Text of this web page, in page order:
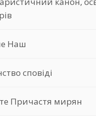
Наш
сповіді
Причастя мирян